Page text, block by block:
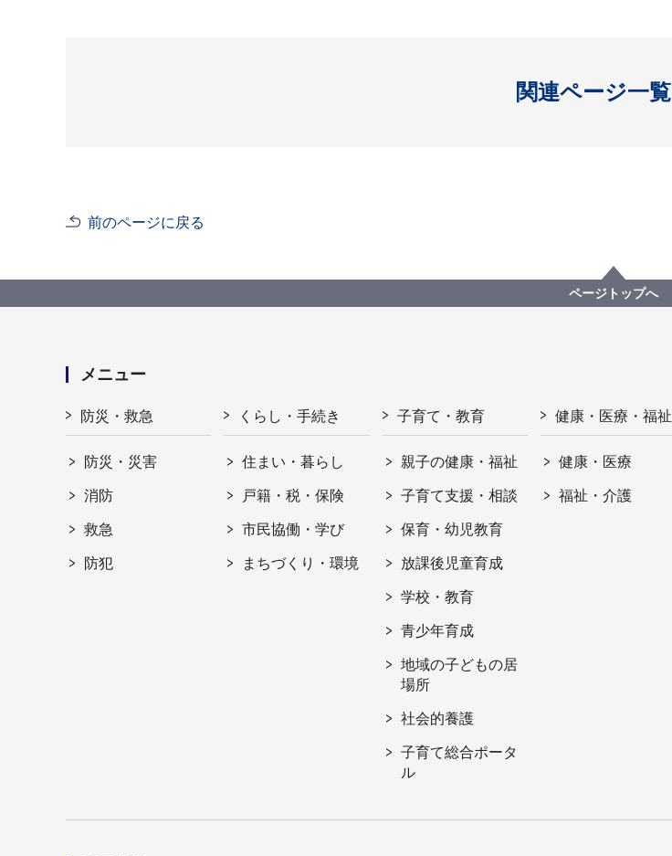
関連ページ一覧
開く
前のページに戻る
ページトップへ
メニュー
防災・救急
防災・災害
消防
救急
防犯
くらし・手続き
住まい・暮らし
戸籍・税・保険
市民協働・学び
まちづくり・環境
子育て・教育
親子の健康・福祉
子育て支援・相談
保育・幼児教育
放課後児童育成
学校・教育
青少年育成
地域の子どもの居
場所
社会的養護
子育て総合ポータ
ル
健康・医療・福祉
健康・医療
福祉・介護